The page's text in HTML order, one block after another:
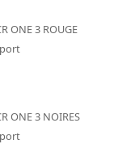
ONE 3 ROUGE
ONE 3 NOIRES